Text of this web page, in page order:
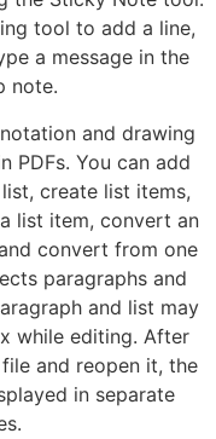
tool to add a line,
a message in the
note.
and drawing
PDFs. You can add
create list items,
list item, convert an
convert from one
paragraphs and
and list may
while editing. After
and reopen it, the
in separate